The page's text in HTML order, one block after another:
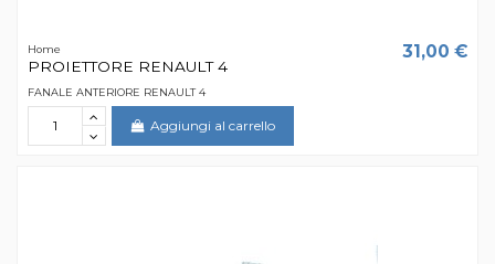
Home
PROIETTORE RENAULT 4
31,00 €
FANALE ANTERIORE RENAULT 4
Aggiungi al carrello